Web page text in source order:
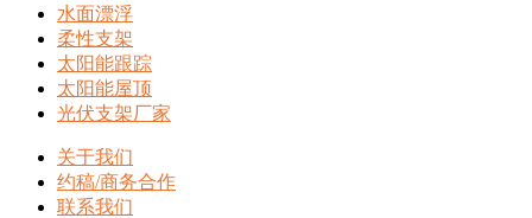
水面漂浮
柔性支架
太阳能跟踪
太阳能屋顶
光伏支架厂家
关于我们
约稿/商务合作
联系我们